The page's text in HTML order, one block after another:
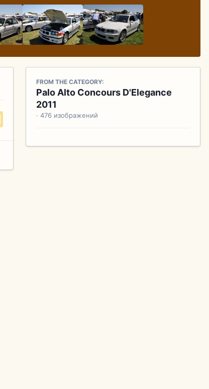
FROM THE CATEGORY:
Palo Alto Concours D'Elegance
2011
· 476 изображений